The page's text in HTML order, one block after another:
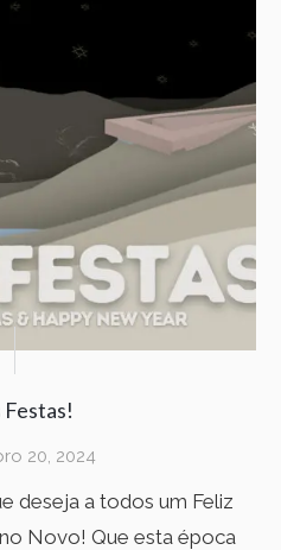
Festas!
20, 2024
deseja a todos um Feliz
Novo! Que esta época